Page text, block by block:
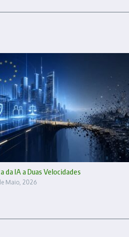
da IA a Duas Velocidades
Maio, 2026